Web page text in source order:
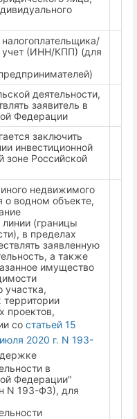
учет (ИНН/КПП) (для
деятельности,
заявитель в
Федерации
заключить
инвестиционной
зоне Российской
недвижимого
водном объекте,
(границы
в пределах
заявленную
а также
имущество
участка,
территории
проектов,
со статьей 15
2020 г. N 193-
в
Федерации"
N 193-ФЗ), для